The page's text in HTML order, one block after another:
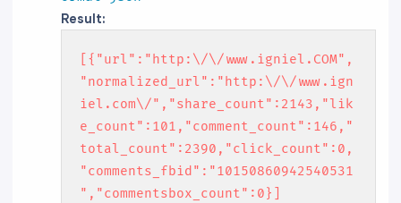
Result:
[{"url":"http:\/\/www.igniel.COM",
"normalized_url":"http:\/\/www.ign
iel.com\/","share_count":2143,"lik
e_count":101,"comment_count":146,"
total_count":2390,"click_count":0,
"comments_fbid":"10150860942540531
","commentsbox_count":0}]